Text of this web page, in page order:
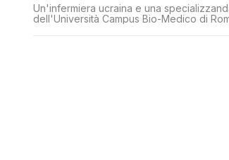
Un'infermiera ucraina e una
dell'Università Campus Bio-Medico di